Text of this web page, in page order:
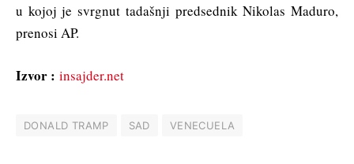
u kojoj je svrgnut tadašnji predsednik Nikolas Maduro,
prenosi AP.
Izvor : insajder.net
DONALD TRAMP SAD VENECUELA